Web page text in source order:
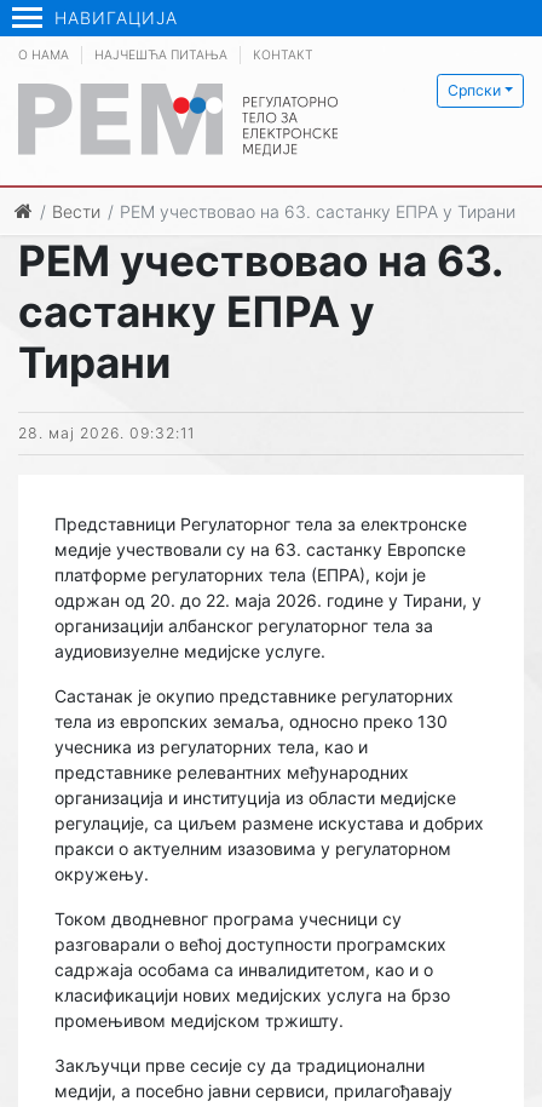
НАВИГАЦИЈА
Српски
О НАМА НАЈЧЕШЋА ПИТАЊА КОНТАКТ
Вести РЕМ учествовао на 63. састанку ЕПРА у Тирани
РЕМ учествовао на 63.
састанку ЕПРА у
Тирани
28. мај 2026. 09:32:11
Представници Регулаторног тела за електронске
медије учествовали су на 63. састанку Европске
платформе регулаторних тела (ЕПРА), који је
одржан од 20. до 22. маја 2026. године у Тирани, у
организацији албанског регулаторног тела за
аудиовизуелне медијске услуге.
Састанак је окупио представнике регулаторних
тела из европских земаља, односно преко 130
учесника из регулаторних тела, као и
представнике релевантних међународних
организација и институција из области медијске
регулације, са циљем размене искустава и добрих
пракси о актуелним изазовима у регулаторном
окружењу.
Током дводневног програма учесници су
разговарали о већој доступности програмских
садржаја особама са инвалидитетом, као и о
класификацији нових медијских услуга на брзо
промењивом медијском тржишту.
Закључци прве сесије су да традиционални
медији, а посебно јавни сервиси, прилагођавају